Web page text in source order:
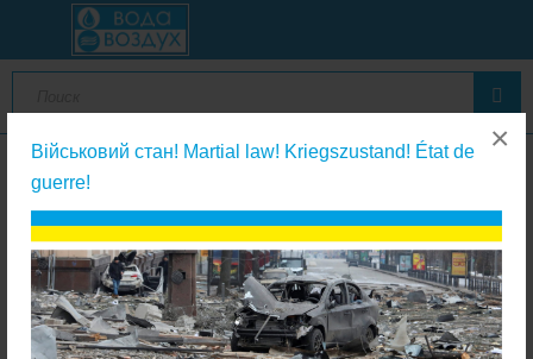
Військовий стан! Martial law! Kriegszustand! État de
guerre!
×
Картриджи из полипропиленовой веревки
Aquafilter FCPP10-L 20"Slim (веревочный 10мкм)